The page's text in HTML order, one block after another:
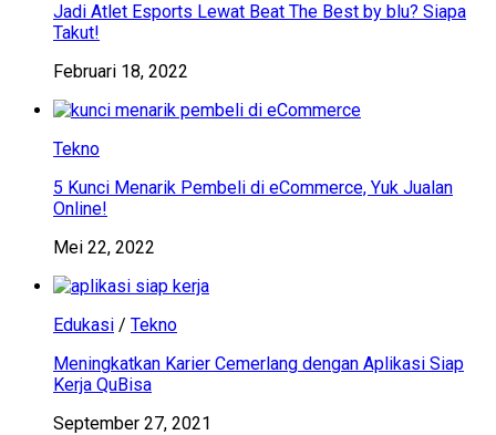
Jadi Atlet Esports Lewat Beat The Best by blu? Siapa
Takut!
Februari 18, 2022
Tekno
5 Kunci Menarik Pembeli di eCommerce, Yuk Jualan
Online!
Mei 22, 2022
Edukasi / Tekno
Meningkatkan Karier Cemerlang dengan Aplikasi Siap
Kerja QuBisa
September 27, 2021